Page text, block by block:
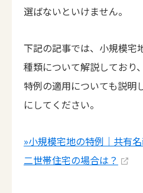
選ばないといけません。
下記の記事では、小規模宅
種類について解説しており
特例の適用についても説明
にしてください。
»小規模宅地の特例｜共有
二世帯住宅の場合は？